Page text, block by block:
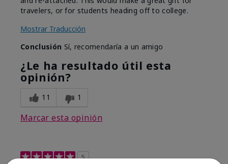
travelers, or for students heading off to college.
Mostrar Traducción
Conclusión Sí, recomendaría a un amigo
¿Le ha resultado útil esta
opinión?
11 1
Marcar esta opinión
5